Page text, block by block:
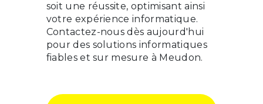
soit une réussite, optimisant ainsi
votre expérience informatique.
Contactez-nous dès aujourd'hui
pour des solutions informatiques
fiables et sur mesure à Meudon.